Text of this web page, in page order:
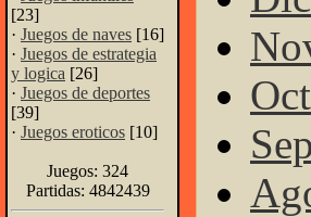
[23]
· Juegos de naves [16]
· Juegos de estrategia
y logica [26]
· Juegos de deportes
[39]
· Juegos eroticos [10]
Juegos: 324
Partidas: 4842439